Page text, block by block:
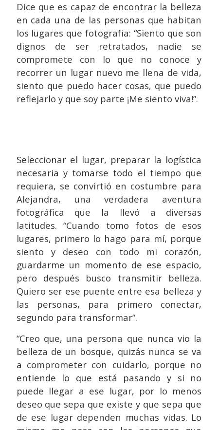
Dice que es capaz de encontrar la belleza
en cada una de las personas que habitan
los lugares que fotografía: “Siento que son
dignos de ser retratados, nadie se
compromete con lo que no conoce y
recorrer un lugar nuevo me llena de vida,
siento que puedo hacer cosas, que puedo
reflejarlo y que soy parte ¡Me siento viva!”.
Seleccionar el lugar, preparar la logística
necesaria y tomarse todo el tiempo que
requiera, se convirtió en costumbre para
Alejandra, una verdadera aventura
fotográfica que la llevó a diversas
latitudes. “Cuando tomo fotos de esos
lugares, primero lo hago para mí, porque
siento y deseo con todo mi corazón,
guardarme un momento de ese espacio,
pero después busco transmitir belleza.
Quiero ser ese puente entre esa belleza y
las personas, para primero conectar,
segundo para transformar”.
“Creo que, una persona que nunca vio la
belleza de un bosque, quizás nunca se va
a comprometer con cuidarlo, porque no
entiende lo que está pasando y si no
puede llegar a ese lugar, por lo menos
deseo que sepa que existe y que sepa que
de ese lugar dependen muchas vidas. Lo